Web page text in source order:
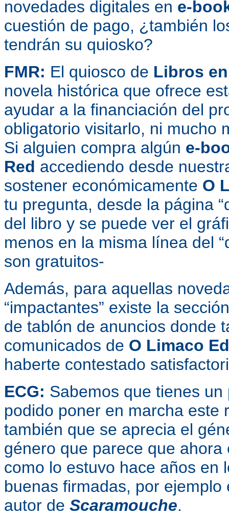
novedades digitales en e-
cuestión de pago, ¿también
tendrán su quiosko?
FMR: El quiosco de Libros
novela histórica que ofrece
ayudar a la financiación del
obligatorio visitarlo, ni mucho
Si alguien compra algún e-
Red accediendo desde
sostener económicamente O
tu pregunta, desde la página
del libro y se puede ver el
menos en la misma línea del
son gratuitos-
Además, para aquellas
“impactantes” existe la
de tablón de anuncios donde
comunicados de O Limaco
haberte contestado
ECG: Sabemos que tienes
podido poner en marcha este
también que se aprecia el
género que parece que
como lo estuvo hace años en
buenas firmadas, por
autor de Scaramouche.